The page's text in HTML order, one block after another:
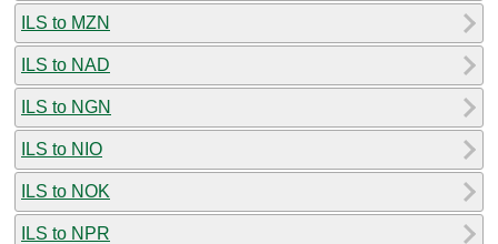
ILS to MZN
ILS to NAD
ILS to NGN
ILS to NIO
ILS to NOK
ILS to NPR